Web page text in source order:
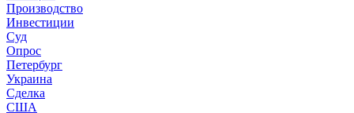
Производство
Инвестиции
Суд
Опрос
Петербург
Украина
Сделка
США